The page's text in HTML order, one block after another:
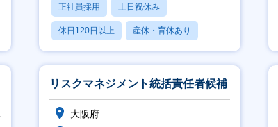
正社員採用 土日祝休み
休日120日以上 産休・育休あり
賞与あり
リスクマネジメント統括責任者候補
大阪府